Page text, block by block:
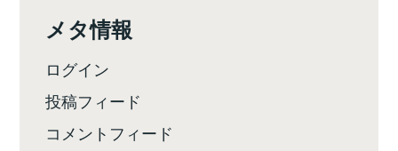
メタ情報
ログイン
投稿フィード
コメントフィード